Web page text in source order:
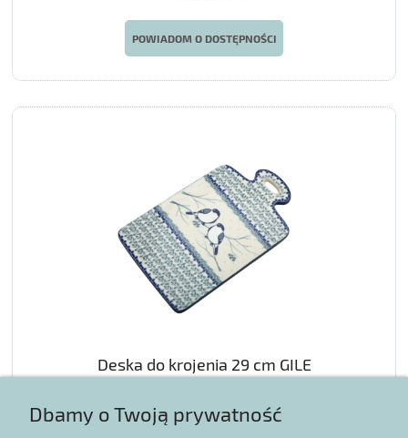
POWIADOM O DOSTĘPNOŚCI
Deska do krojenia 29 cm GILE
225,00 zł
Dbamy o Twoją prywatność